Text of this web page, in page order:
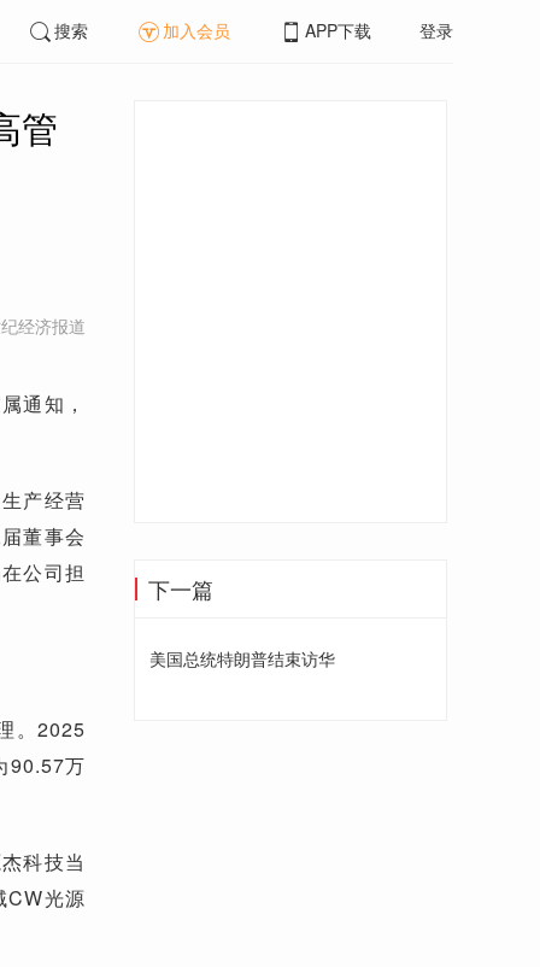
搜索 加入会员 APP下载 登录
管
经济报道
通知，
产经营
董事会
公司担
。2025
90.57万
科技当
CW光源
下一篇
美国总统特朗普结束访华